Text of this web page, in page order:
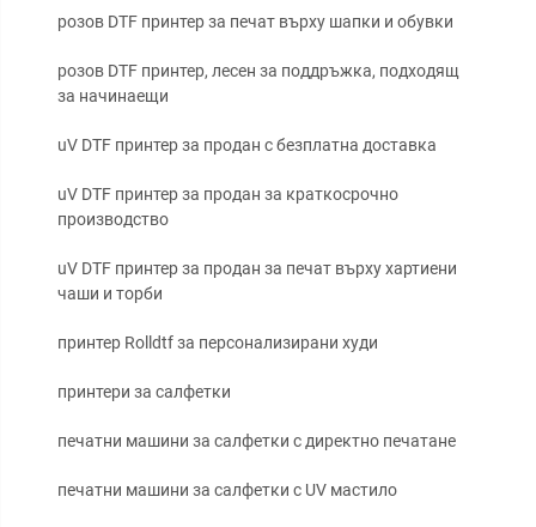
розов DTF принтер за печат върху шапки и обувки
розов DTF принтер, лесен за поддръжка, подходящ
за начинаещи
uV DTF принтер за продан с безплатна доставка
uV DTF принтер за продан за краткосрочно
производство
uV DTF принтер за продан за печат върху хартиени
чаши и торби
принтер Rolldtf за персонализирани худи
принтери за салфетки
печатни машини за салфетки с директно печатане
печатни машини за салфетки с UV мастило